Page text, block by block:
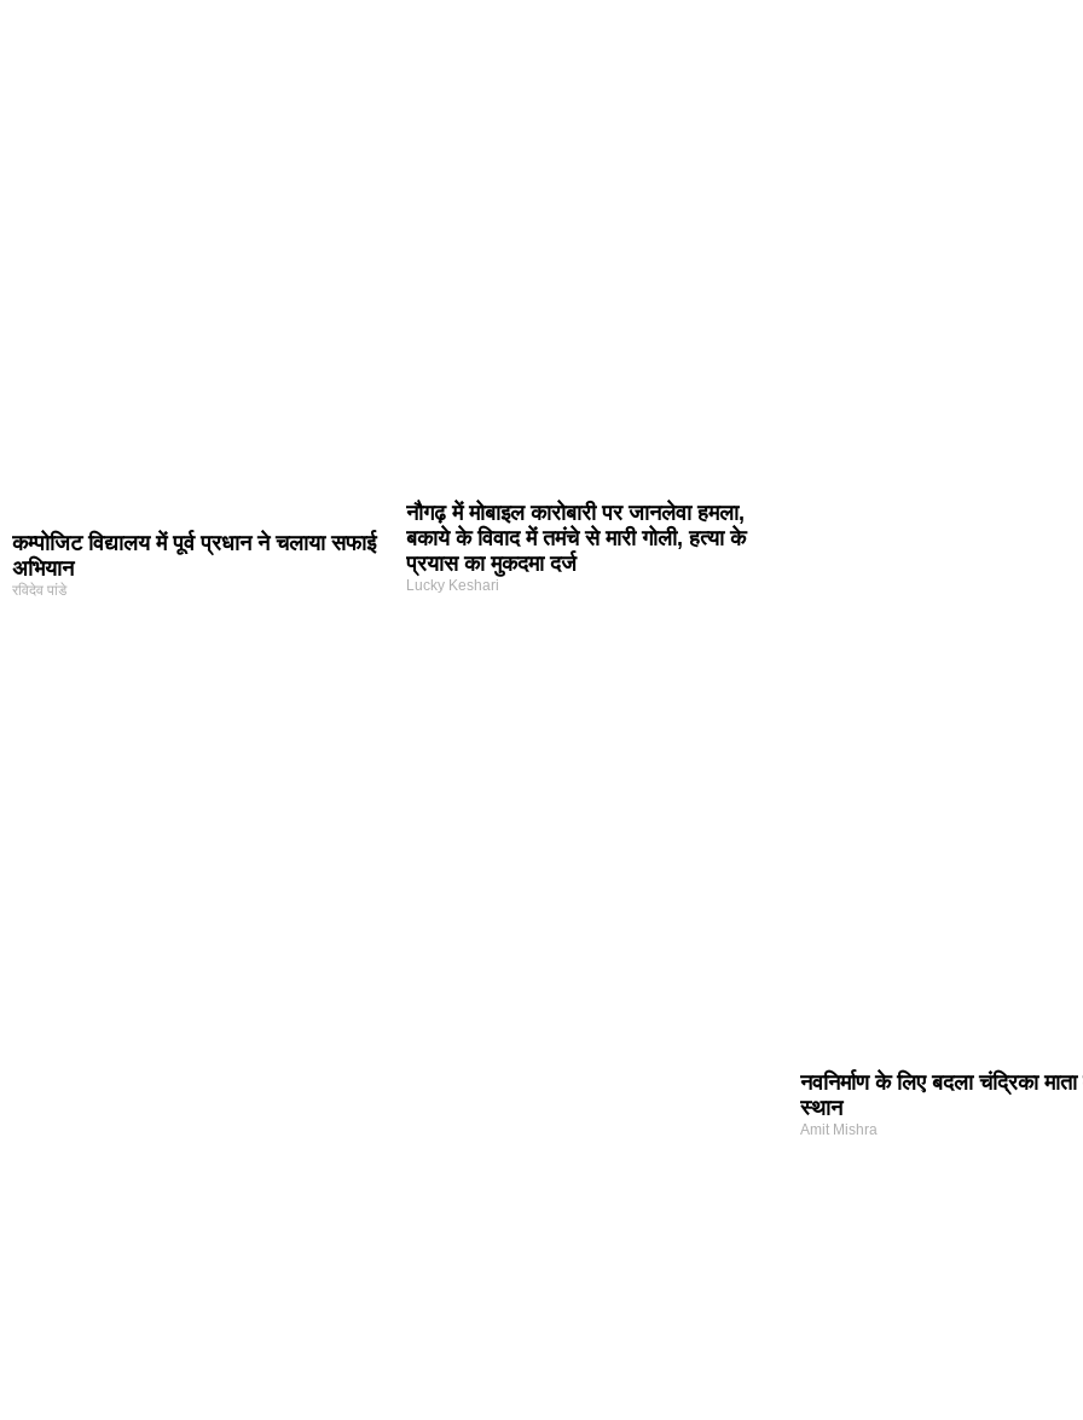
कम्पोजिट विद्यालय में पूर्व प्रधान ने चलाया सफाई
अभियान
रविदेव पांडे
नौगढ़ में मोबाइल कारोबारी पर जानलेवा हमला,
बकाये के विवाद में तमंचे से मारी गोली, हत्या के
प्रयास का मुकदमा दर्ज
Lucky Keshari
नवनिर्माण के लिए बदला चंद्रिका माता
स्थान
Amit Mishra